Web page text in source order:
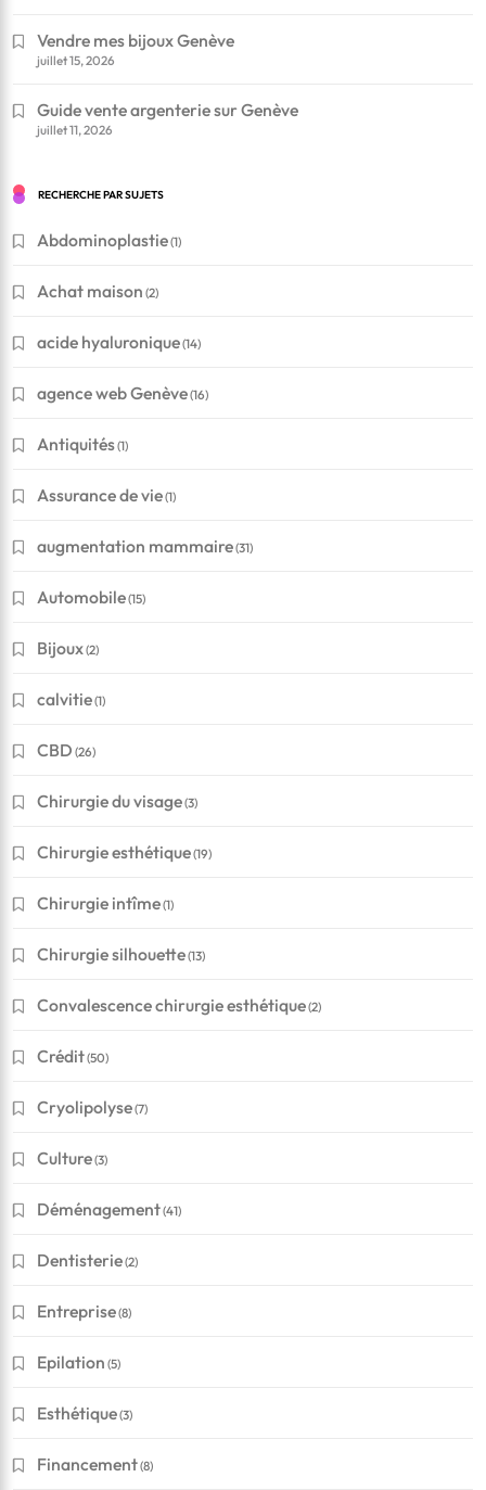
Vendre mes bijoux Genève
juillet 15, 2026
Guide vente argenterie sur Genève
juillet 11, 2026
RECHERCHE PAR SUJETS
Abdominoplastie(1)
Achat maison (2)
acide hyaluronique(14)
agence web Genève(16)
Antiquités(1)
Assurance de vie(1)
augmentation mammaire(31)
Automobile(15)
Bijoux(2)
calvitie(1)
CBD (26)
Chirurgie du visage(3)
Chirurgie esthétique(19)
Chirurgie intîme(1)
Chirurgie silhouette(13)
Convalescence chirurgie esthétique(2)
Crédit(50)
Cryolipolyse(7)
Culture(3)
Déménagement(41)
Dentisterie(2)
Entreprise(8)
Epilation (5)
Esthétique(3)
Financement(8)